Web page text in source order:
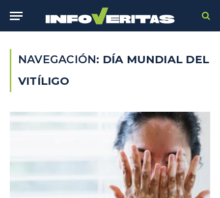
NAVEGACIÓN: DÍA MUNDIAL DEL
VITÍLIGO